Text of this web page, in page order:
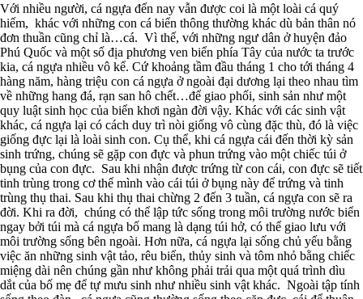
Với nhiều người, cá ngựa đến nay vẫn được coi là một loài cá quý
hiếm, khác với những con cá biển thông thường khác dù bản thân nó
đơn thuần cũng chỉ là…cá. Vì thế, với những ngư dân ở huyện đảo
Phú Quốc và một số địa phương ven biển phía Tây của nước ta trước
kia, cá ngựa nhiều vô kể. Cứ khoảng tầm đầu tháng 1 cho tới tháng 4
hàng năm, hàng triệu con cá ngựa ở ngoài đại dương lại theo nhau tìm
về những hang đá, rạn san hô chết…để giao phối, sinh sản như một
quy luật sinh học của biển khơi ngàn đời vậy. Khác với các sinh vật
khác, cá ngựa lại có cách duy trì nòi giống vô cùng đặc thù, đó là việc
giống đực lại là loài sinh con. Cụ thể, khi cá ngựa cái đến thời kỳ sản
sinh trứng, chúng sẽ gặp con đực và phun trứng vào một chiếc túi ở
bụng của con đực. Sau khi nhận được trứng từ con cái, con đực sẽ tiết
tinh trùng trong cơ thể mình vào cái túi ở bụng này để trứng và tinh
trùng thụ thai. Sau khi thụ thai chừng 2 đến 3 tuần, cá ngựa con sẽ ra
đời. Khi ra đời, chúng có thể lập tức sống trong môi trường nước biển
ngay bởi túi mà cá ngựa bố mang là dạng túi hở, có thể giao lưu với
môi trường sống bên ngoài. Hơn nữa, cá ngựa lại sống chủ yếu bằng
việc ăn những sinh vật tảo, rêu biển, thủy sinh và tôm nhỏ bằng chiếc
miệng dài nên chúng gần như không phải trải qua một quá trình dìu
dắt của bố mẹ để tự mưu sinh như nhiều sinh vật khác. Ngoài tập tính